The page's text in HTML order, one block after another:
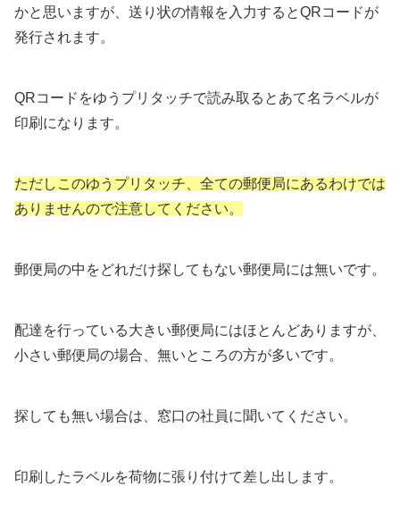
かと思いますが、送り状の情報を入力するとQRコードが
発行されます。
QRコードをゆうプリタッチで読み取るとあて名ラベルが
印刷になります。
ただしこのゆうプリタッチ、全ての郵便局にあるわけでは
ありませんので注意してください。
郵便局の中をどれだけ探してもない郵便局には無いです。
配達を行っている大きい郵便局にはほとんどありますが、
小さい郵便局の場合、無いところの方が多いです。
探しても無い場合は、窓口の社員に聞いてください。
印刷したラベルを荷物に張り付けて差し出します。